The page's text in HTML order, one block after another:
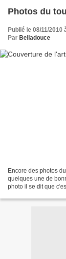
Photos du
Publié le 08/11/2010
Par Belladouce
Encore des photos
quelques une de
photo il se dit que